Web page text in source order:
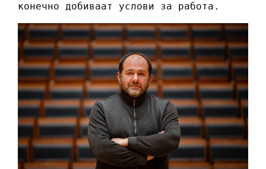
конечно добиваат услови за работа.